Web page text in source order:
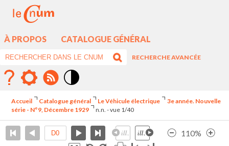
À PROPOS CATALOGUE GÉNÉRAL
RECHERCHE AVANCÉE
élévé
Accueil Catalogue général Le Véhicule électrique
3e année. Nouvelle
série - N°9, Décembre 1929
n.n. - vue 1/40
110%